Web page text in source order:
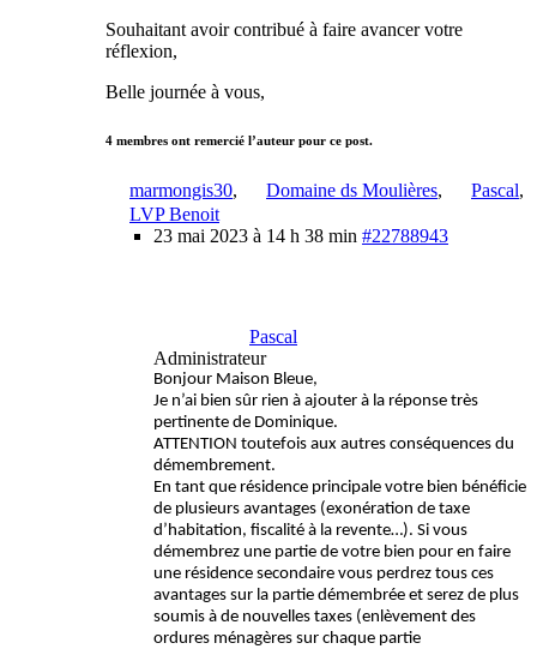
Souhaitant avoir contribué à faire avancer votre
réflexion,
Belle journée à vous,
4 membres ont remercié l’auteur pour ce post.
marmongis30, Domaine ds Moulières, Pascal,
LVP Benoit
23 mai 2023 à 14 h 38 min #22788943
Pascal
Administrateur
Bonjour Maison Bleue,
Je n’ai bien sûr rien à ajouter à la réponse très
pertinente de Dominique.
ATTENTION toutefois aux autres conséquences du
démembrement.
En tant que résidence principale votre bien bénéficie
de plusieurs avantages (exonération de taxe
d’habitation, fiscalité à la revente…). Si vous
démembrez une partie de votre bien pour en faire
une résidence secondaire vous perdrez tous ces
avantages sur la partie démembrée et serez de plus
soumis à de nouvelles taxes (enlèvement des
ordures ménagères sur chaque partie